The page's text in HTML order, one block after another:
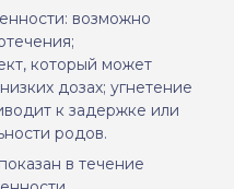
возможно
который может
дозах; угнетение
к задержке или
родов.
в течение